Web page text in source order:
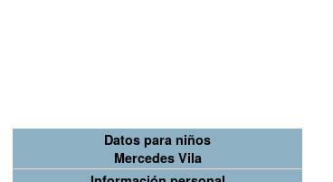
Datos para niños
Mercedes Vila